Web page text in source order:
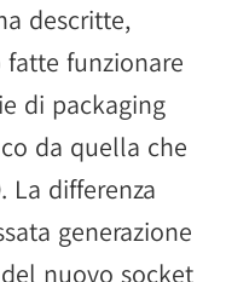
descritte,
funzionare
di packaging
da quella che
La differenza
generazione
nuovo socket